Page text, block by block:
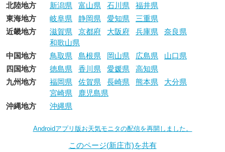
北陸地方
新潟県 富山県 石川県
福井県
東海地方
岐阜県 静岡県 愛知県
三重県
近畿地方
滋賀県 京都府 大阪府 兵庫県
奈良県
和歌山県
中国地方
鳥取県 島根県 岡山県 広島県
山口県
四国地方
徳島県 香川県 愛媛県
高知県
九州地方
福岡県 佐賀県 長崎県 熊本県
大分県
宮崎県
鹿児島県
沖縄地方
沖縄県
Androidアプリ版お天気モニタの配信を再開しました。
このページ(新庄市)を共有